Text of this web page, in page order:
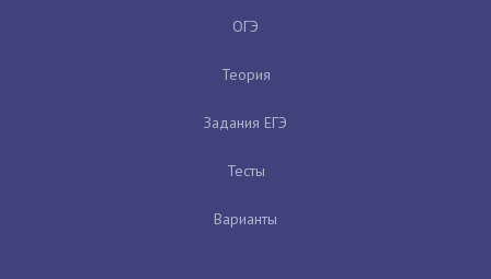
ОГЭ
Теория
Задания ЕГЭ
Тесты
Варианты